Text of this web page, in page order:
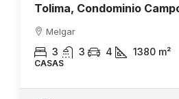
Tolima, Condominio
Melgar
3 3 4 1380 m²
CASAS